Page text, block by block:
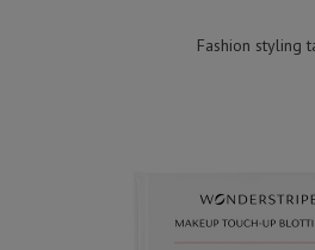
Fashion styling